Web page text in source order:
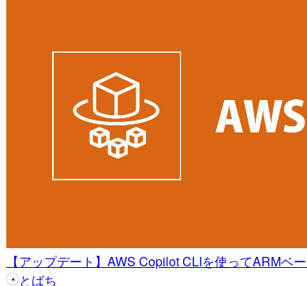
【アップデート】AWS Copilot CLIを使ってARMベ
とばち